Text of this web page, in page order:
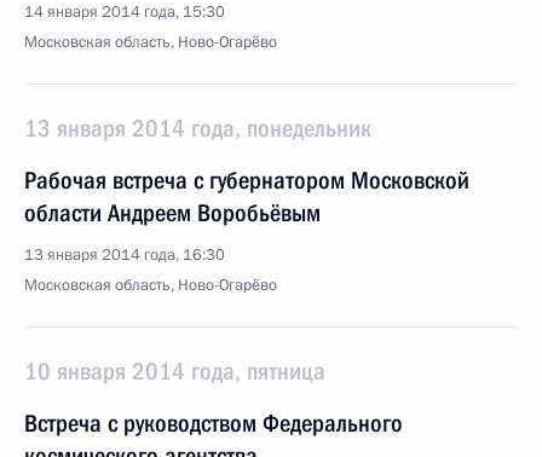
14 января 2014 года, 15:30
Московская область, Ново-Огарёво
13 января 2014 года, понедельник
Рабочая встреча с губернатором Московской
области Андреем Воробьёвым
13 января 2014 года, 16:30
Московская область, Ново-Огарёво
10 января 2014 года, пятница
Встреча с руководством Федерального